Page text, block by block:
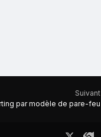
Suivant
par modèle de pare-feu